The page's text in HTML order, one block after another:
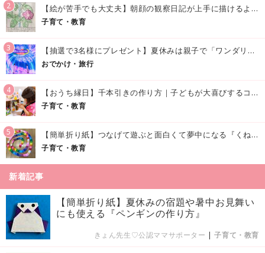
2 【絵が苦手でも大丈夫】朝顔の観察日記が上手に描けるようになる方法｜イラスト付き
子育て・教育
3 【抽選で3名様にプレゼント】夏休みは親子で「ワンダリア横浜」へ！涼しく学んで遊べる話題の没入型施設をご紹介
おでかけ・旅行
4 【おうち縁日】千本引きの作り方｜子どもが大喜びするコツやアイデア♪
子育て・教育
5 【簡単折り紙】つなげて遊ぶと面白くて夢中になる『くねくねへびさんの作り方』
子育て・教育
新着記事
【簡単折り紙】夏休みの宿題や暑中お見舞い
にも使える『ペンギンの作り方』
きょん先生♡公認ママサポーター |子育て・教育